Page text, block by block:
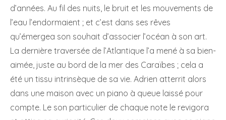
d’années. Au fil des nuits, le bruit et les mouvements de
l’eau l’endormaient ; et c’est dans ses rêves
qu’émergea son souhait d’associer l’océan à son art.
La dernière traversée de l’Atlantique l’a mené à sa bien-
aimée, juste au bord de la mer des Caraïbes ; cela a
été un tissu intrinsèque de sa vie. Adrien atterrit alors
dans une maison avec un piano à queue laissé pour
compte. Le son particulier de chaque note le revigora